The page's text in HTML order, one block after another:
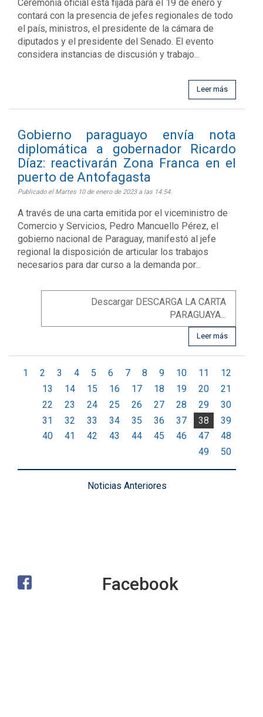
Ceremonia oficial está fijada para el 19 de enero y
contará con la presencia de jefes regionales de todo
el país, ministros, el presidente de la cámara de
diputados y el presidente del Senado. El evento
considera instancias de discusión y trabajo...
Leer más
Gobierno paraguayo envía nota
diplomática a gobernador Ricardo
Díaz: reactivarán Zona Franca en el
puerto de Antofagasta
Publicado el Martes 10 de enero de 2023 a las 14:54.
A través de una carta emitida por el viceministro de
Comercio y Servicios, Pedro Mancuello Pérez, el
gobierno nacional de Paraguay, manifestó al jefe
regional la disposición de articular los trabajos
necesarios para dar curso a la demanda por...
Descargar DESCARGA LA CARTA
PARAGUAYA...
Leer más
1 2 3 4 5 6 7 8 9 10 11
12
13
14 15 16 17 18 19 20
21
22
23 24 25 26 27 28 29
30
31
32 33 34 35 36 37 38
39
40
41 42 43 44 45 46 47
48
49
50
Noticias Anteriores
Facebook